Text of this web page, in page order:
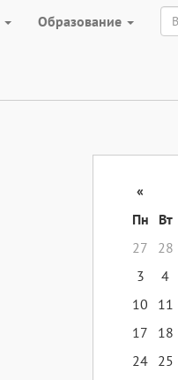
Образование
«
Пн
Вт
27
28
3
4
10
11
17
18
24 25